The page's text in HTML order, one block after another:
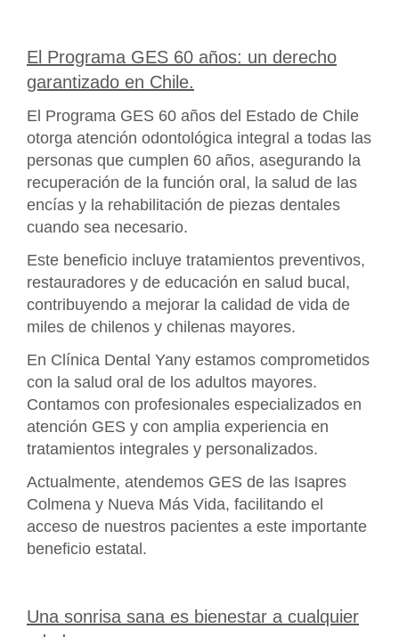
El Programa GES 60 años: un derecho
garantizado en Chile.
El Programa GES 60 años del Estado de Chile
otorga atención odontológica integral a todas las
personas que cumplen 60 años, asegurando la
recuperación de la función oral, la salud de las
encías y la rehabilitación de piezas dentales
cuando sea necesario.
Este beneficio incluye tratamientos preventivos,
restauradores y de educación en salud bucal,
contribuyendo a mejorar la calidad de vida de
miles de chilenos y chilenas mayores.
En Clínica Dental Yany estamos comprometidos
con la salud oral de los adultos mayores.
Contamos con profesionales especializados en
atención GES y con amplia experiencia en
tratamientos integrales y personalizados.
Actualmente, atendemos GES de las Isapres
Colmena y Nueva Más Vida, facilitando el
acceso de nuestros pacientes a este importante
beneficio estatal.
Una sonrisa sana es bienestar a cualquier